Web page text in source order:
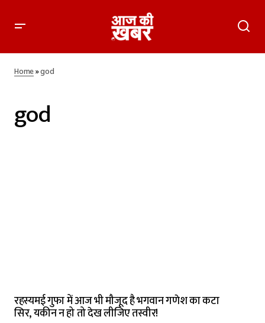
Home»god
god
रहस्यमई गुफा में आज भी मौजूद है भगवान गणेश का कटा
सिर, यकीन न हो तो देख लीजिए तस्वीर!